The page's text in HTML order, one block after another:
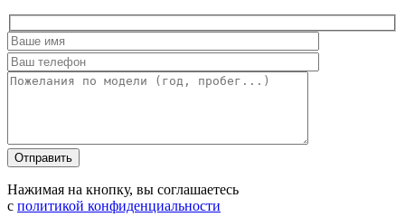
Оставьте
это
Нажимая на кнопку, вы соглашаетесь
с политикой конфиденциальности